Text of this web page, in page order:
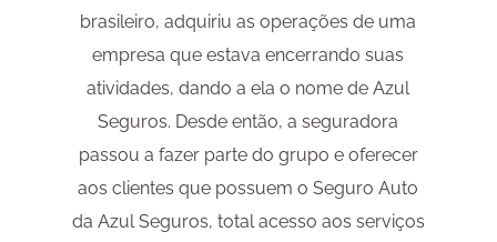
brasileiro, adquiriu as operações de uma
empresa que estava encerrando suas
atividades, dando a ela o nome de Azul
Seguros. Desde então, a seguradora
passou a fazer parte do grupo e oferecer
aos clientes que possuem o Seguro Auto
da Azul Seguros, total acesso aos serviços